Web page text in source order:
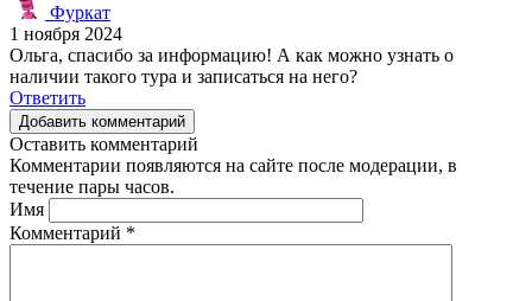
Фуркат
1 ноября 2024
Ольга, спасибо за информацию! А как можно узнать о
наличии такого тура и записаться на него?
Ответить
Добавить комментарий
Оставить комментарий
Комментарии появляются на сайте после модерации, в
течение пары часов.
Имя
Комментарий *